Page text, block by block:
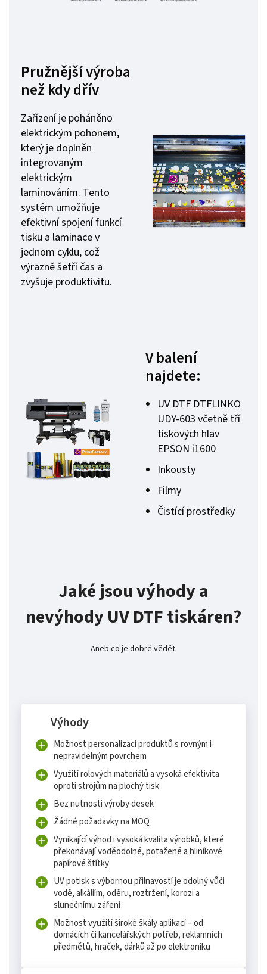
Pružnější výroba
než kdy dřív
Zařízení je poháněno
elektrickým pohonem,
který je doplněn
integrovaným
elektrickým
laminováním. Tento
systém umožňuje
efektivní spojení funkcí
tisku a laminace v
jednom cyklu, což
výrazně šetří čas a
zvyšuje produktivitu.
V balení
najdete:
UV DTF DTFLINKO
UDY-603 včetně tří
tiskových hlav
EPSON i1600
Inkousty
Filmy
Čistící prostředky
Jaké jsou výhody a
nevýhody UV DTF tiskáren?
Aneb co je dobré vědět.
Výhody
Možnost personalizaci produktů s rovným i
nepravidelným povrchem
Využití rolových materiálů a vysoká efektivita
oproti strojům na plochý tisk
Bez nutnosti výroby desek
Žádné požadavky na MOQ
Vynikající výhod i vysoká kvalita výrobků, které
překonávají voděodolné, potažené a hliníkové
papírové štítky
UV potisk s výbornou přilnavostí je odolný vůči
vodě, alkáliím, oděru, roztržení, korozi a
slunečnímu záření
Možnost využití široké škály aplikací – od
domácích či kancelářských potřeb, reklamních
předmětů, hraček, dárků až po elektroniku